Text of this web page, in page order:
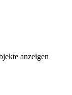
anzeigen